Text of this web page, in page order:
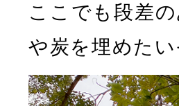
ここでも段差
や炭を埋めた